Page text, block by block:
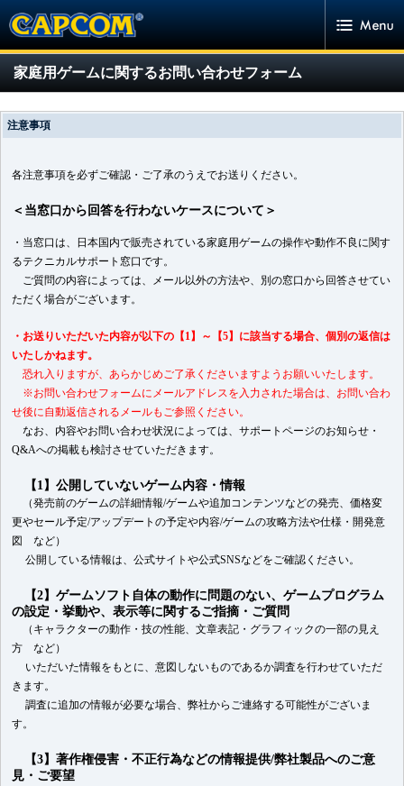
CAPCOM Global
家庭用ゲームに関するお問い合わせフォーム
注意事項
各注意事項を必ずご確認・ご了承のうえでお送りください。
＜当窓口から回答を行わないケースについて＞
・当窓口は、日本国内で販売されている家庭用ゲームの操作や動作不良に関す
るテクニカルサポート窓口です。
ご質問の内容によっては、メール以外の方法や、別の窓口から回答させてい
ただく場合がございます。
・お送りいただいた内容が以下の【1】～【5】に該当する場合、個別の返信は
いたしかねます。
恐れ入りますが、あらかじめご了承くださいますようお願いいたします。
※お問い合わせフォームにメールアドレスを入力された場合は、お問い合わ
せ後に自動返信されるメールもご参照ください。
なお、内容やお問い合わせ状況によっては、サポートページのお知らせ・
Q&Aへの掲載も検討させていただきます。
【1】公開していないゲーム内容・情報
（発売前のゲームの詳細情報/ゲームや追加コンテンツなどの発売、価格変
更やセール予定/アップデートの予定や内容/ゲームの攻略方法や仕様・開発意
図 など）
公開している情報は、公式サイトや公式SNSなどをご確認ください。
【2】ゲームソフト自体の動作に問題のない、ゲームプログラム
の設定・挙動や、表示等に関するご指摘・ご質問
（キャラクターの動作・技の性能、文章表記・グラフィックの一部の見え
方 など）
いただいた情報をもとに、意図しないものであるか調査を行わせていただ
きます。
調査に追加の情報が必要な場合、弊社からご連絡する可能性がございま
す。
【3】著作権侵害・不正行為などの情報提供/弊社製品へのご意
見・ご要望